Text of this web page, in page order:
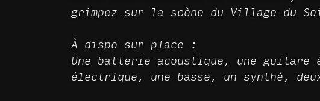
grimpez sur la scène du Village du
À dispo sur place :
Une batterie acoustique, une guitare
électrique, une basse, un synthé,